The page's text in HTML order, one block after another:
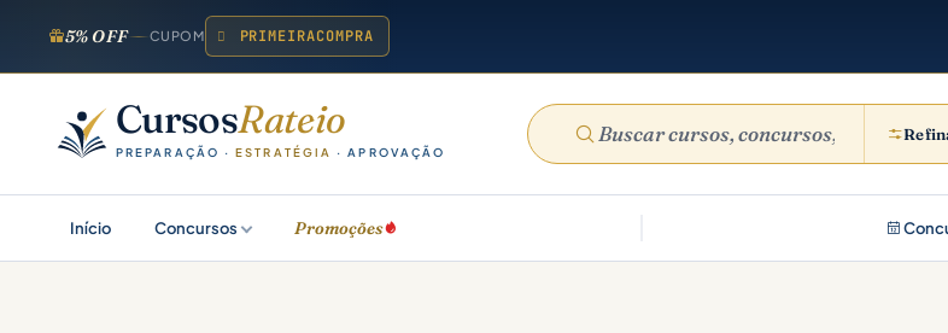
5% OFF CUPOM PRIMEIRACOMPRA
CursosRateio
PREPARAÇÃO ·ESTRATÉGIA · APROVAÇÃO
Início Concursos Promoções